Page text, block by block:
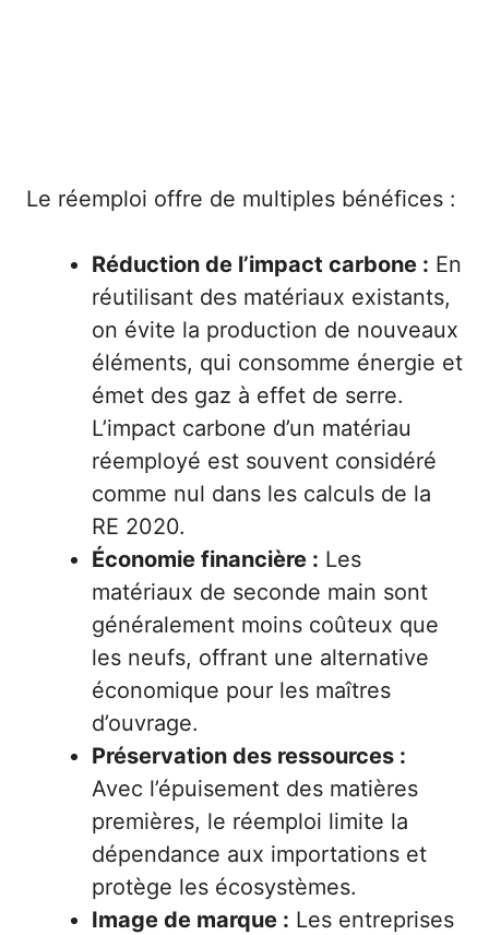
Le réemploi offre de multiples bénéfices :
Réduction de l’impact carbone : En
réutilisant des matériaux existants,
on évite la production de nouveaux
éléments, qui consomme énergie et
émet des gaz à effet de serre.
L’impact carbone d’un matériau
réemployé est souvent considéré
comme nul dans les calculs de la
RE 2020.
Économie financière : Les
matériaux de seconde main sont
généralement moins coûteux que
les neufs, offrant une alternative
économique pour les maîtres
d’ouvrage.
Préservation des ressources :
Avec l’épuisement des matières
premières, le réemploi limite la
dépendance aux importations et
protège les écosystèmes.
Image de marque : Les entreprises